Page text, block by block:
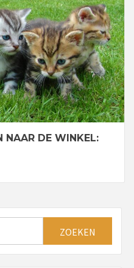
NAAR DE WINKEL: